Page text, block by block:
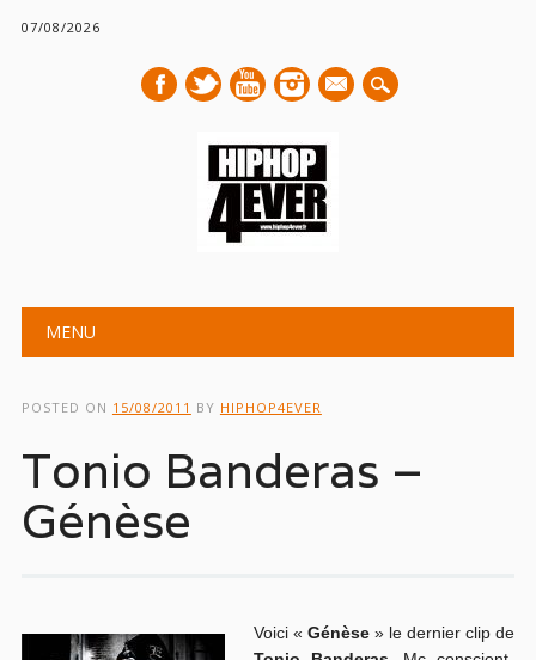
07/08/2026
mail
Main menu
MENU
POSTED ON 15/08/2011 BY HIPHOP4EVER
Tonio Banderas –
Génèse
Voici « Génèse» le dernier clip de